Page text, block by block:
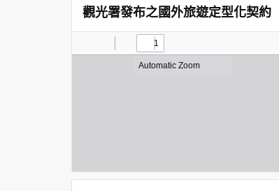
觀光署發布之國外旅遊定型化契約